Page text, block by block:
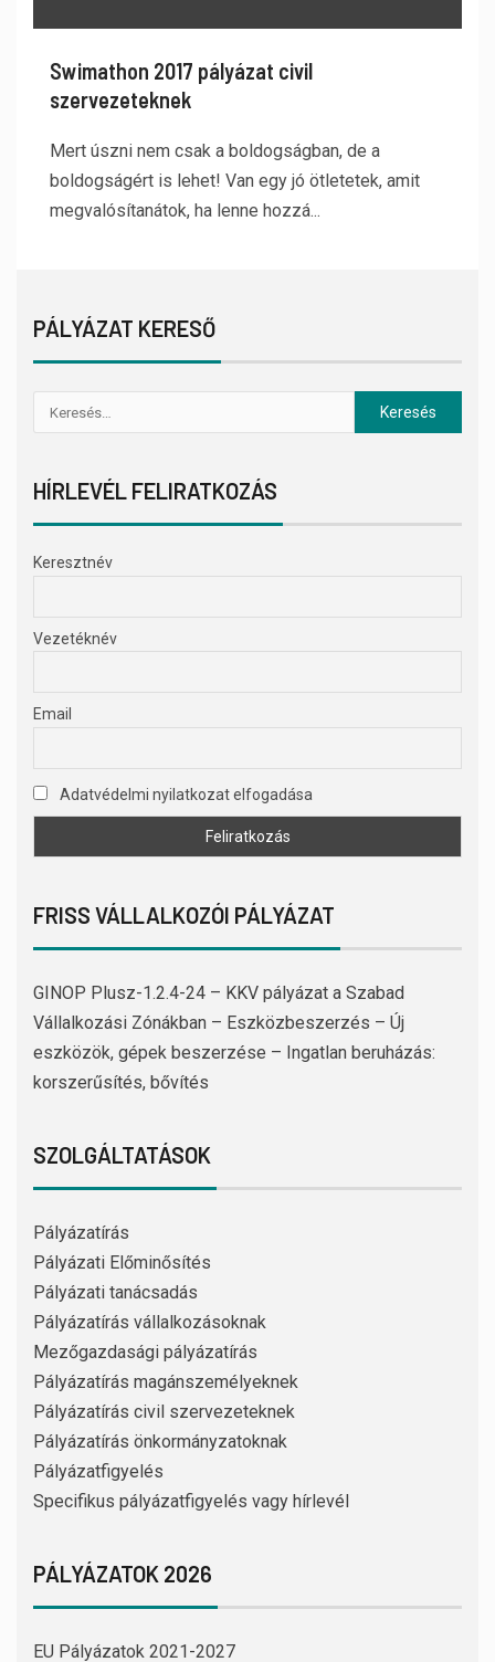
Swimathon 2017 pályázat civil
szervezeteknek
Mert úszni nem csak a boldogságban, de a
boldogságért is lehet! Van egy jó ötletetek, amit
megvalósítanátok, ha lenne hozzá...
PÁLYÁZAT KERESŐ
HÍRLEVÉL FELIRATKOZÁS
Keresztnév
Vezetéknév
Email
Adatvédelmi nyilatkozat elfogadása
FRISS VÁLLALKOZÓI PÁLYÁZAT
GINOP Plusz-1.2.4-24 – KKV pályázat a Szabad
Vállalkozási Zónákban – Eszközbeszerzés – Új
eszközök, gépek beszerzése – Ingatlan beruházás:
korszerűsítés, bővítés
SZOLGÁLTATÁSOK
Pályázatírás
Pályázati Előminősítés
Pályázati tanácsadás
Pályázatírás vállalkozásoknak
Mezőgazdasági pályázatírás
Pályázatírás magánszemélyeknek
Pályázatírás civil szervezeteknek
Pályázatírás önkormányzatoknak
Pályázatfigyelés
Specifikus pályázatfigyelés vagy hírlevél
PÁLYÁZATOK 2026
EU Pályázatok 2021-2027